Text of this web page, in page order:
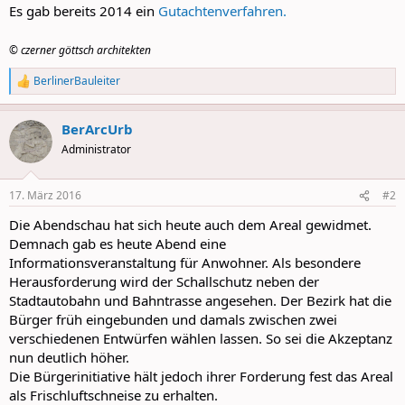
Es gab bereits 2014 ein Gutachtenverfahren.
© czerner göttsch architekten
R
e
a
c
t
i
s
BerlinerBauleiter
BerArcUrb
Administrator
17. März 2016 #2
Die Abendschau hat sich heute auch dem Areal gewidmet.
Demnach gab es heute Abend eine
Informationsveranstaltung für Anwohner. Als besondere
Herausforderung wird der Schallschutz neben der
Stadtautobahn und Bahntrasse angesehen. Der Bezirk hat die
Bürger früh eingebunden und damals zwischen zwei
verschiedenen Entwürfen wählen lassen. So sei die Akzeptanz
nun deutlich höher.
Die Bürgerinitiative hält jedoch ihrer Forderung fest das Areal
als Frischluftschneise zu erhalten.